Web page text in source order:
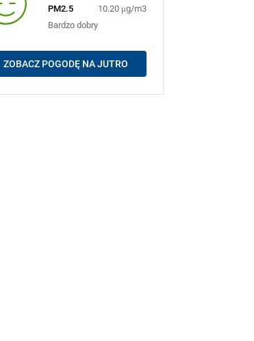
PM2.5
10.20 μg/m3
Bardzo dobry
ZOBACZ POGODĘ NA JUTRO